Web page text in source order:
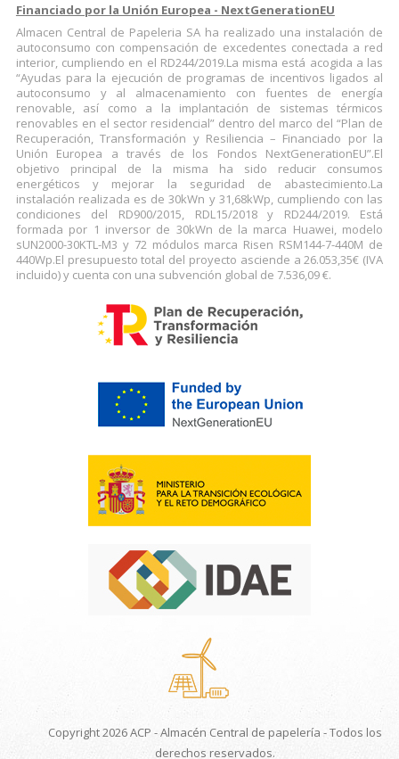
Financiado por la Unión Europea - NextGenerationEU
Almacen Central de Papeleria SA ha realizado una instalación de
autoconsumo con compensación de excedentes conectada a red
interior, cumpliendo en el RD244/2019.La misma está acogida a las
“Ayudas para la ejecución de programas de incentivos ligados al
autoconsumo y al almacenamiento con fuentes de energía
renovable, así como a la implantación de sistemas térmicos
renovables en el sector residencial” dentro del marco del “Plan de
Recuperación, Transformación y Resiliencia – Financiado por la
Unión Europea a través de los Fondos NextGenerationEU”.El
objetivo principal de la misma ha sido reducir consumos
energéticos y mejorar la seguridad de abastecimiento.La
instalación realizada es de 30kWn y 31,68kWp, cumpliendo con las
condiciones del RD900/2015, RDL15/2018 y RD244/2019. Está
formada por 1 inversor de 30kWn de la marca Huawei, modelo
sUN2000-30KTL-M3 y 72 módulos marca Risen RSM144-7-440M de
440Wp.El presupuesto total del proyecto asciende a 26.053,35€ (IVA
incluido) y cuenta con una subvención global de 7.536,09 €.
Copyright 2026 ACP - Almacén Central de papelería - Todos los
derechos reservados.